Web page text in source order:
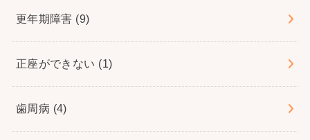
更年期障害 (9)
正座ができない (1)
歯周病 (4)